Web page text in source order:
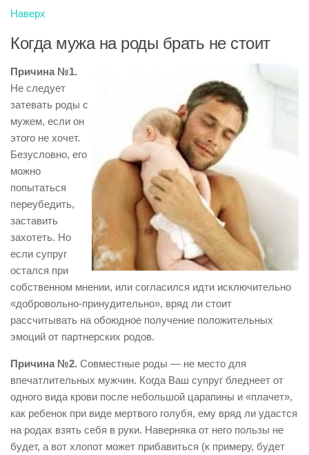
Наверх
Когда мужа на роды брать не стоит
Причина №1.
Не следует
затевать роды с
мужем, если он
этого не хочет.
Безусловно, его
можно
попытаться
переубедить,
заставить
захотеть. Но
если супруг
остался при
собственном мнении, или согласился идти исключительно
«добровольно-принудительно», вряд ли стоит
рассчитывать на обоюдное получение положительных
эмоций от партнерских родов.
Причина №2. Совместные роды — не место для
впечатлительных мужчин. Когда Ваш супруг бледнеет от
одного вида крови после небольшой царапины и «плачет»,
как ребенок при виде мертвого голубя, ему вряд ли удастся
на родах взять себя в руки. Наверняка от него пользы не
будет, а вот хлопот может прибавиться (к примеру, будет